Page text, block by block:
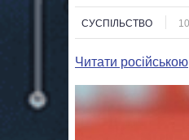
СУСПІЛЬСТВО
Читати російською